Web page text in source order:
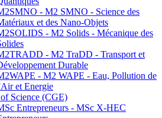
- M2 SMNO - Science des
et des Nano-Objets
- M2 Solids - Mécanique des
- M2 TraDD - Transport et
Durable
- M2 WAPE - Eau, Pollution de
et Energie
Science (CGE)
Entrepreneurs - MSc X-HEC